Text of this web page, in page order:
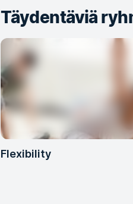
Täydentäviä
Flexibility